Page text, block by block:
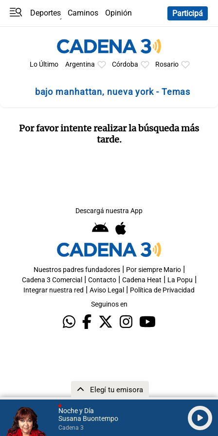
Noche y Día
Susana Buontempo
Cadena 3
Elegí tu emisora
Deportes Caminos
Opinión
Participá
Lo Último Argentina Córdoba Rosario
bajo manhattan, nueva york - Temas
Por favor intente realizar la búsqueda más
tarde.
Descargá nuestra App
Nuestros padres fundadores| Por siempre Mario|
Cadena 3 Comercial | Contacto| Cadena Heat | La Popu |
Integrar nuestra red | Aviso Legal | Política de Privacidad
Seguinos en